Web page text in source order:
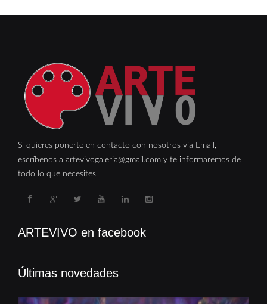
Si quieres ponerte en contacto con nosotros vía Email,
escríbenos a artevivogaleria@gmail.com y te informaremos de
todo lo que necesites
ARTEVIVO en facebook
Últimas novedades